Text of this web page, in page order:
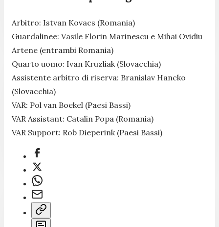
Arbitro: Istvan Kovacs (Romania)
Guardalinee: Vasile Florin Marinescu e Mihai Ovidiu
Artene (entrambi Romania)
Quarto uomo: Ivan Kruzliak (Slovacchia)
Assistente arbitro di riserva: Branislav Hancko
(Slovacchia)
VAR: Pol van Boekel (Paesi Bassi)
VAR Assistant: Catalin Popa (Romania)
VAR Support: Rob Dieperink (Paesi Bassi)